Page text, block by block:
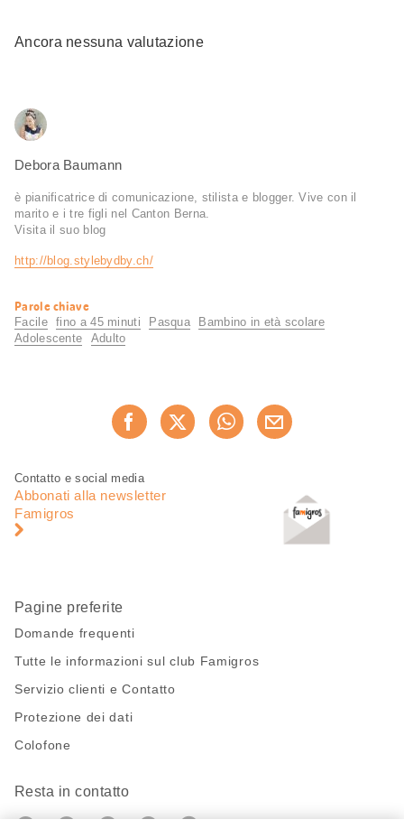
Ancora nessuna valutazione
Debora Baumann
è pianificatrice di comunicazione, stilista e blogger. Vive con il
marito e i tre figli nel Canton Berna.
Visita il suo blog
http://blog.stylebydby.ch/
Informazioni
utili
Parole chiave
Facile fino a 45 minuti Pasqua
Bambino in età scolare
Adolescente
Adulto
Consiglia ora
Piè
pagina
Navigazione
pagina
Contatto e social media
Abbonati alla newsletter
Famigros
Pagine preferite
Domande frequenti
Tutte le informazioni sul club Famigros
Servizio clienti e Contatto
Protezione dei dati
Colofone
Resta in contatto
https://twitter.com/migros?
https://www.youtube.com/user/
PinterestInstagram